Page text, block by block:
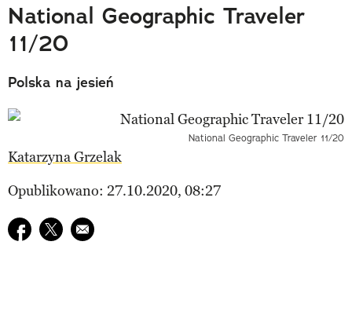
Trendbook Podróżniczy
Polecane
National Geographic Traveler
11/20
Polska na jesień
National Geographic Traveler 11/20
Katarzyna Grzelak
Opublikowano: 27.10.2020, 08:27
Udostępnij na facebook
Udostępnij na twitter
E-mail do przyjaciela